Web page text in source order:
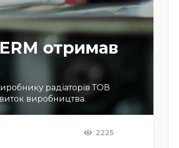
отримав
радіаторів ТОВ
виробництва.
2225